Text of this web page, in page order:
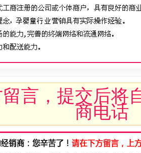
言，提交后将
商电话